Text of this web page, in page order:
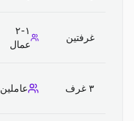
غرفتين
١-٢
عمال
٣ غرف عاملين